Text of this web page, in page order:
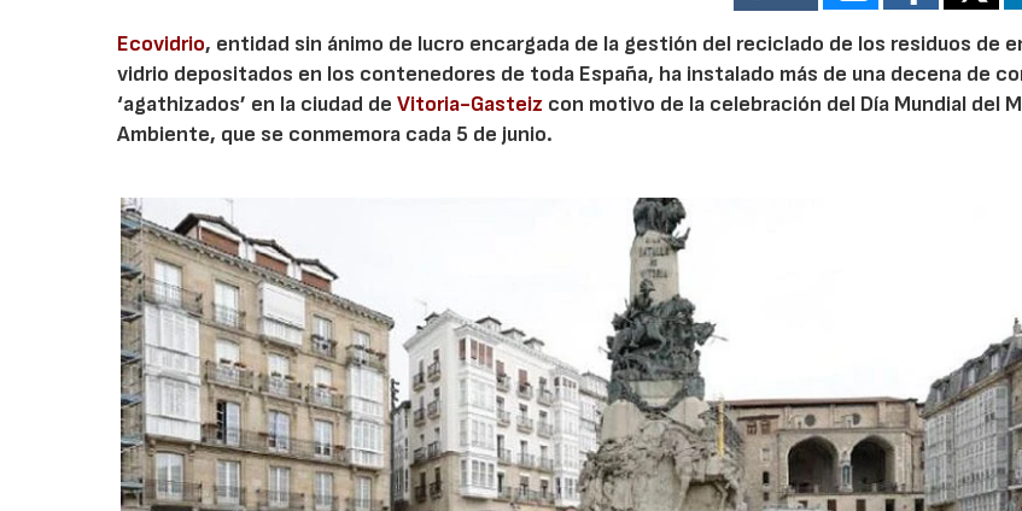
Ecovidrio, entidad sin ánimo de lucro encargada de la gestión del reciclado de los residuos de
vidrio depositados en los contenedores de toda España, ha instalado más de una decena de
‘agathizados’ en la ciudad deVitoria-Gasteiz con motivo de la celebración del Día Mundial del
Ambiente, que se conmemora cada 5 de junio.